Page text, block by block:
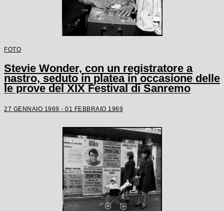
FOTO
Stevie Wonder, con un registratore a
nastro, seduto in platea in occasione delle
le prove del XIX Festival di Sanremo
27 GENNAIO 1969 - 01 FEBBRAIO 1969